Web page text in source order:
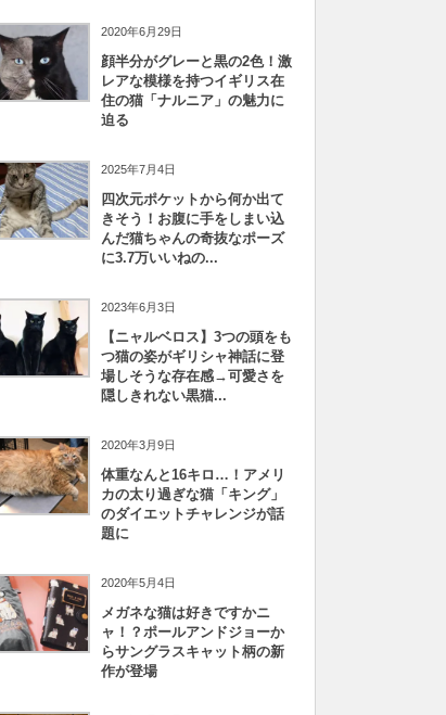
2020年6月29日
顔半分がグレーと黒の2色！激
レアな模様を持つイギリス在
住の猫「ナルニア」の魅力に
迫る
2025年7月4日
四次元ポケットから何か出て
きそう！お腹に手をしまい込
んだ猫ちゃんの奇抜なポーズ
に3.7万いいねの...
2023年6月3日
【ニャルベロス】3つの頭をも
つ猫の姿がギリシャ神話に登
場しそうな存在感→可愛さを
隠しきれない黒猫...
2020年3月9日
体重なんと16キロ…！アメリ
カの太り過ぎな猫「キング」
のダイエットチャレンジが話
題に
2020年5月4日
メガネな猫は好きですかニ
ャ！？ポールアンドジョーか
らサングラスキャット柄の新
作が登場